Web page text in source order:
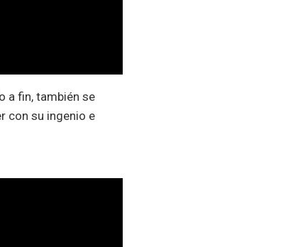
a fin, también se
con su ingenio e